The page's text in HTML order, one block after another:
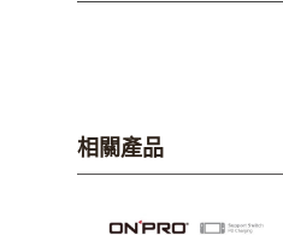
相關產品